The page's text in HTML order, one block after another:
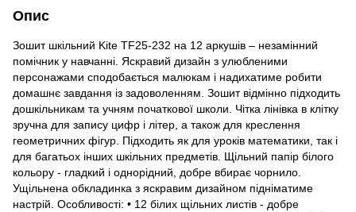
Опис
Зошит шкільний Kite TF25-232 на 12 аркушів – незамінний
помічник у навчанні. Яскравий дизайн з улюбленими
персонажами сподобається малюкам і надихатиме робити
домашнє завдання із задоволенням. Зошит відмінно підходить
дошкільникам та учням початкової школи. Чітка лінівка в клітку
зручна для запису цифр і літер, а також для креслення
геометричних фігур. Підходить як для уроків математики, так і
для багатьох інших шкільних предметів. Щільний папір білого
кольору - гладкий і однорідний, добре вбирає чорнило.
Ущільнена обкладинка з яскравим дизайном підніматиме
настрій. Особливості: • 12 білих щільних листів - добре